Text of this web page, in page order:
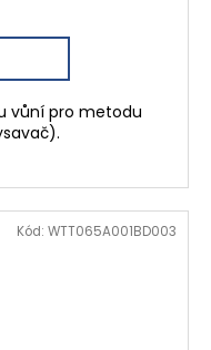
vůní pro metodu
Kód: WTT065A001BD003